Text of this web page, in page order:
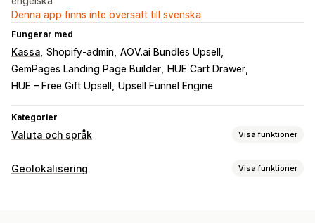
Denna app finns inte översatt till svenska
Fungerar med
Kassa Shopify-admin AOV.ai Bundles Upsell
GemPages Landing Page Builder
HUE Cart Drawer
HUE – Free Gift Upsell
Upsell Funnel Engine
Kategorier
Valuta och språk Visa funktioner
Valutakonvertering
Geolokalisering Visa funktioner